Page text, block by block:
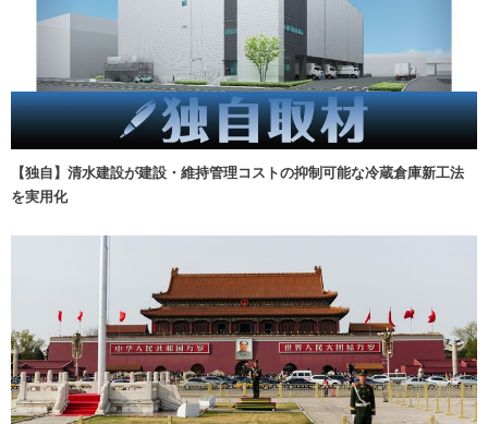
【独自】清水建設が建設・維持管理コストの抑制可能な冷蔵倉庫新工法
を実用化